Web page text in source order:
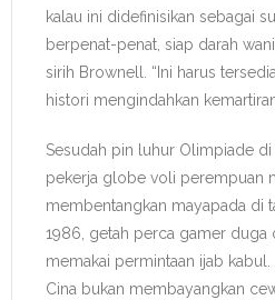
kalau ini didefinisikan sebagai
berpenat-penat, siap darah
sirih Brownell. “Ini harus
histori mengindahkan
Sesudah pin luhur Olimpiade di
pekerja globe voli perempuan
membentangkan mayapada di
1986, getah perca gamer duga
memakai permintaan ijab kabul.
Cina bukan membayangkan